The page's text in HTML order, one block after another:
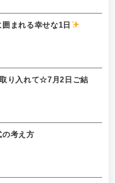
まれる幸せな1日
り入れて☆7月2日ご結
の考え方